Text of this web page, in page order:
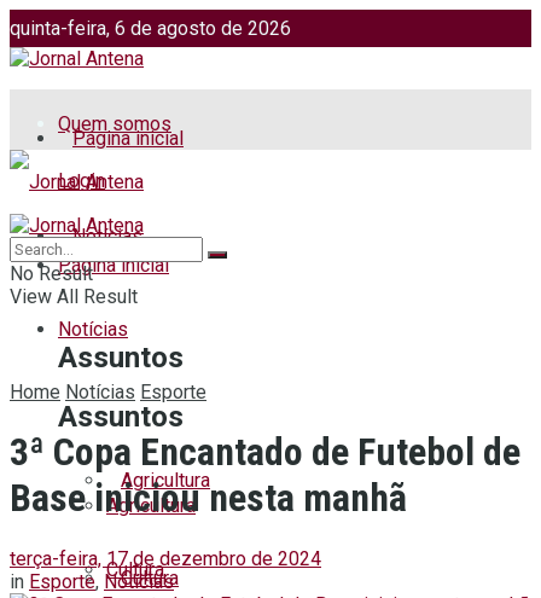
quinta-feira, 6 de agosto de 2026
Jornalismo: (51) 98599 2486
Quem somos
Login
Página inicial
Notícias
Assuntos
Agricultura
Cultura
Página inicial
Notícias
Assuntos
Agricultura
Cultura
No Result
View All Result
Home Notícias Esporte
3ª Copa Encantado de Futebol de
Base iniciou nesta manhã
terça-feira, 17 de dezembro de 2024
in Esporte, Notícias